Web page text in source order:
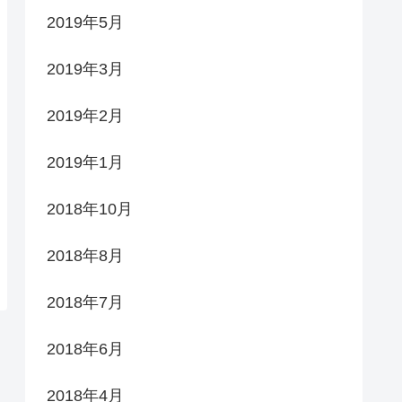
2019年5月
2019年3月
2019年2月
2019年1月
2018年10月
2018年8月
2018年7月
2018年6月
2018年4月